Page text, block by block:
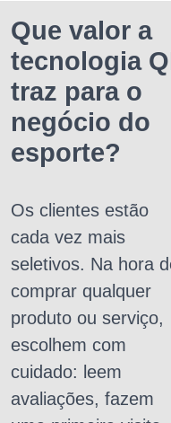
Que valor a
tecnologia
traz para o
negócio do
esporte?
Os clientes estão
cada vez mais
seletivos. Na hora
comprar qualquer
produto ou serviço,
escolhem com
cuidado: leem
avaliações, fazem